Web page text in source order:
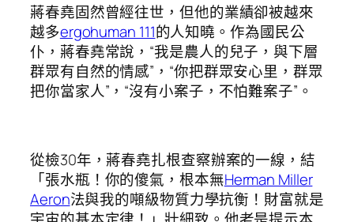
蔣春堯固然曾經往世，但他的業績卻被越來
越多ergohuman 111的人知曉。作為國民公
仆，蔣春堯常說，“我是農人的兒子，與下層
群眾有自然的情感”，“你把群眾安心里，群眾
把你當家人”，“沒有小案子，不怕難案子”。
從檢30年，蔣春堯扎根查察辦案的一線，結
「張水瓶！你的傻氣，根本無Herman Miller
Aeron法與我的噸級物質力學抗衡！財富就是